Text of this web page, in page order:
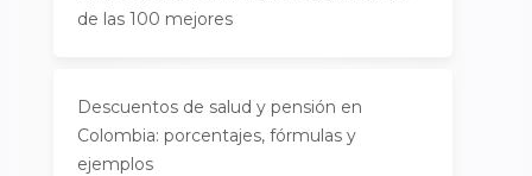
de las 100 mejores
Descuentos de salud y pensión en
Colombia: porcentajes, fórmulas y
ejemplos